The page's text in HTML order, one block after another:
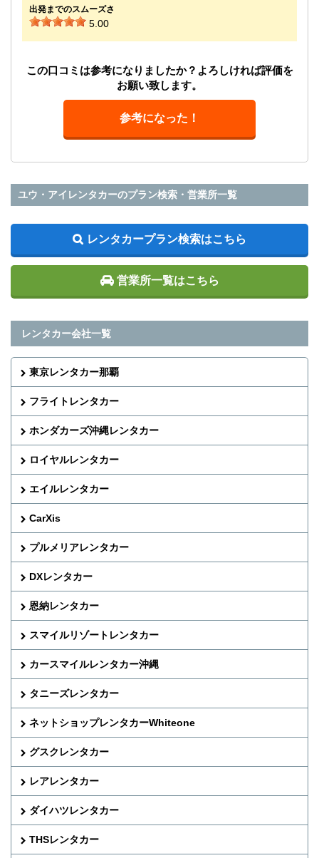
出発までのスムーズさ
5.00
この口コミは参考になりましたか？よろしければ評価を
お願い致します。
参考になった！
ユウ・アイレンタカーのプラン検索・営業所一覧
レンタカープラン検索はこちら
営業所一覧はこちら
レンタカー会社一覧
東京レンタカー那覇
フライトレンタカー
ホンダカーズ沖縄レンタカー
ロイヤルレンタカー
エイルレンタカー
CarXis
プルメリアレンタカー
DXレンタカー
恩納レンタカー
スマイルリゾートレンタカー
カースマイルレンタカー沖縄
タニーズレンタカー
ネットショップレンタカーWhiteone
グスクレンタカー
レアレンタカー
ダイハツレンタカー
THSレンタカー